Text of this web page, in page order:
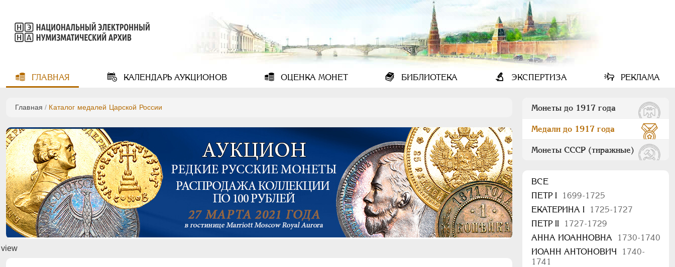
ГЛАВНАЯ КАЛЕНДАРЬАУКЦИОНОВ ОЦЕНКАМОНЕТ БИБЛИОТЕКА ЭКСПЕРТИЗА РЕКЛАМА
Главная / Каталог медалей Царской России
view
Монеты до 1917 года
Медали до 1917 года
Монеты СССР (тиражные)
ВСЕ
ПEТР I
1699-1725
ЕКАТЕРИНА I
1725-1727
ПЕТР II
1727-1729
АННА ИОАННОВНА
1730-1740
ИОАНН АНТОНОВИЧ
1740-
1741